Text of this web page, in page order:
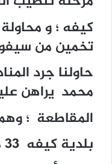
كيفه ؛ و
تخمين من
حاولنا جرد
محمد يراهن
المقاطعة ؛
بلدية كيفه 33 مندوبا